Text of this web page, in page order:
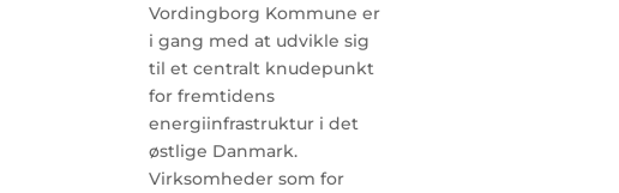
Vordingborg Kommune er
i gang med at udvikle sig
til et centralt knudepunkt
for fremtidens
energiinfrastruktur i det
østlige Danmark.
Virksomheder som for